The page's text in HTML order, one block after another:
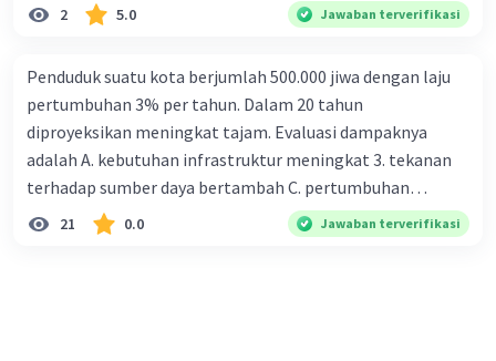
2 5.0 Jawaban terverifikasi
Penduduk suatu kota berjumlah 500.000 jiwa dengan laju
pertumbuhan 3% per tahun. Dalam 20 tahun
diproyeksikan meningkat tajam. Evaluasi dampaknya
adalah A. kebutuhan infrastruktur meningkat 3. tekanan
terhadap sumber daya bertambah C. pertumbuhan
eksponensial berdampak jangka panjang D. tidak
memengaruhi tata ruang E. proyeksi penduduk penting
21 0.0 Jawaban terverifikasi